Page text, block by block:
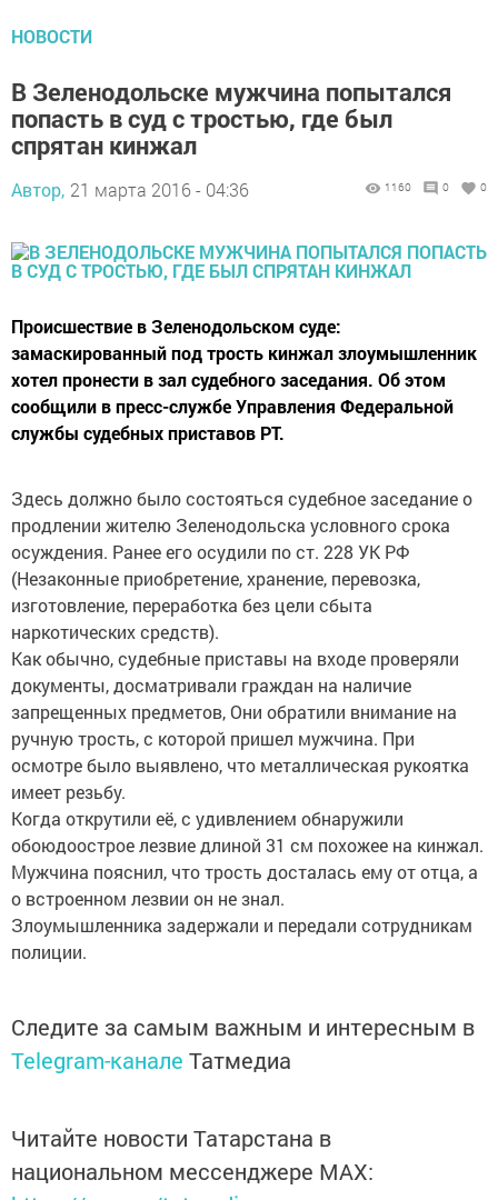
НОВОСТИ
В Зеленодольске мужчина попытался
попасть в суд с тростью, где был
спрятан кинжал
Автор, 21 марта 2016 - 04:36 1160 0 0
Происшествие в Зеленодольском суде:
замаскированный под трость кинжал злоумышленник
хотел пронести в зал судебного заседания. Об этом
сообщили в пресс-службе Управления Федеральной
службы судебных приставов РТ.
Здесь должно было состояться судебное заседание о
продлении жителю Зеленодольска условного срока
осуждения. Ранее его осудили по ст. 228 УК РФ
(Незаконные приобретение, хранение, перевозка,
изготовление, переработка без цели сбыта
наркотических средств).
Как обычно, судебные приставы на входе проверяли
документы, досматривали граждан на наличие
запрещенных предметов, Они обратили внимание на
ручную трость, с которой пришел мужчина. При
осмотре было выявлено, что металлическая рукоятка
имеет резьбу.
Когда открутили её, с удивлением обнаружили
обоюдоострое лезвие длиной 31 см похожее на кинжал.
Мужчина пояснил, что трость досталась ему от отца, а
о встроенном лезвии он не знал.
Злоумышленника задержали и передали сотрудникам
полиции.
Следите за самым важным и интересным в
Telegram-канале Татмедиа
Читайте новости Татарстана в
национальном мессенджере MАХ: